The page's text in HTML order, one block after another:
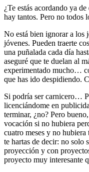
¿Te estás acordando ya
hay tantos. Pero no todos
No está bien ignorar a los
jóvenes. Pueden traerte
una puñalada cada día
aseguré que te duelan al
experimentado mucho…
que has ido despidiendo.
Si podría ser carnicero…
licenciándome en
terminar, ¿no? Pero
vocación si no hubiera
cuatro meses y no
te hartas de decir: no solo
proyección y con
proyecto muy interesante